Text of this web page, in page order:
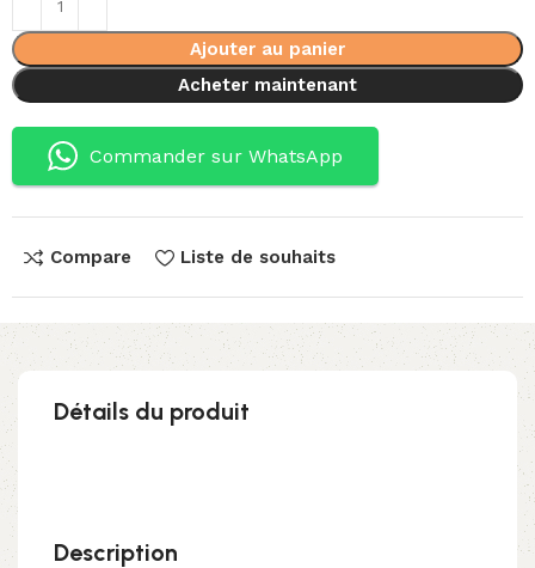
Ajouter au panier
Acheter maintenant
Commander sur WhatsApp
Compare Liste de souhaits
Détails du produit
Description